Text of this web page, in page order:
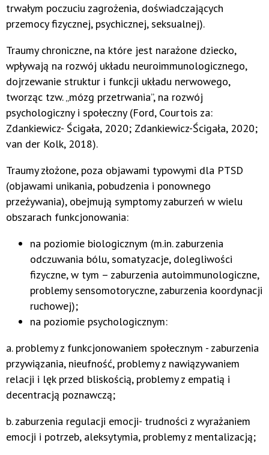
trwałym poczuciu zagrożenia, doświadczających
przemocy fizycznej, psychicznej, seksualnej).
Traumy chroniczne, na które jest narażone dziecko,
wpływają na rozwój układu neuroimmunologicznego,
dojrzewanie struktur i funkcji układu nerwowego,
tworząc tzw. „mózg przetrwania”, na rozwój
psychologiczny i społeczny (Ford, Courtois za:
Zdankiewicz- Ścigała, 2020; Zdankiewicz-Ścigała, 2020;
van der Kolk, 2018).
Traumy złożone, poza objawami typowymi dla PTSD
(objawami unikania, pobudzenia i ponownego
przeżywania), obejmują symptomy zaburzeń w wielu
obszarach funkcjonowania:
na poziomie biologicznym (m.in. zaburzenia
odczuwania bólu, somatyzacje, dolegliwości
fizyczne, w tym – zaburzenia autoimmunologiczne,
problemy sensomotoryczne, zaburzenia koordynacji
ruchowej);
na poziomie psychologicznym:
a. problemy z funkcjonowaniem społecznym - zaburzenia
przywiązania, nieufność, problemy z nawiązywaniem
relacji i lęk przed bliskością, problemy z empatią i
decentracją poznawczą;
b. zaburzenia regulacji emocji- trudności z wyrażaniem
emocji i potrzeb, aleksytymia, problemy z mentalizacją;